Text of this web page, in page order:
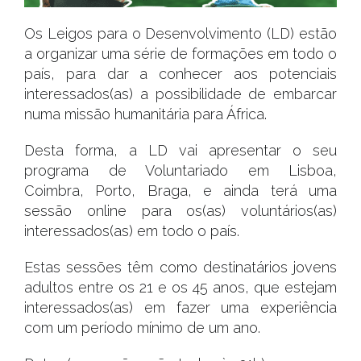
Os Leigos para o Desenvolvimento (LD) estão
a organizar uma série de formações em todo o
país, para dar a conhecer aos potenciais
interessados(as) a possibilidade de embarcar
numa missão humanitária para África.
Desta forma, a LD vai apresentar o seu
programa de Voluntariado em Lisboa,
Coimbra, Porto, Braga, e ainda terá uma
sessão online para os(as) voluntários(as)
interessados(as) em todo o país.
Estas sessões têm como destinatários jovens
adultos entre os 21 e os 45 anos, que estejam
interessados(as) em fazer uma experiência
com um período mínimo de um ano.